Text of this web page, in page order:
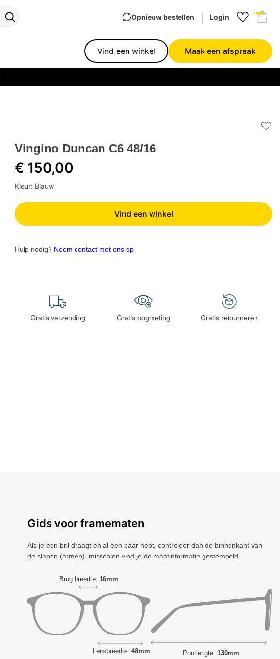
Zoekknop
Opnieuw bestellen Login
Vind een winkel Maak een afspraak
Vingino Duncan C6 48/16
€ 150,00
Kleur: Blauw
Vind een winkel
Hulp nodig? Neem contact met ons op
Gratis verzending Gratis oogmeting Gratis retourneren
Gids voor framematen
Als je een bril draagt ​​en al een paar hebt, controleer dan de binnenkant van
de slapen (armen), misschien vind je de maatinformatie gestempeld.
Brug breedte: 16mm
Lensbreedte: 48mm Pootlengte: 130mm